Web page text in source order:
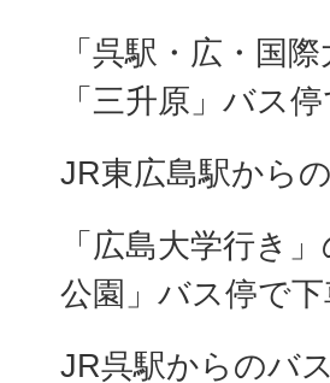
「呉駅・広・国
「三升原」バス
JR東広島駅から
「広島大学行き
公園」バス停で
JR呉駅からのバ